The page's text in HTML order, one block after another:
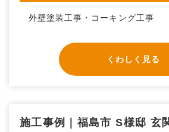
外壁塗装工事・コーキング工事
くわしく見る
施工事例｜福島市 S様邸 玄